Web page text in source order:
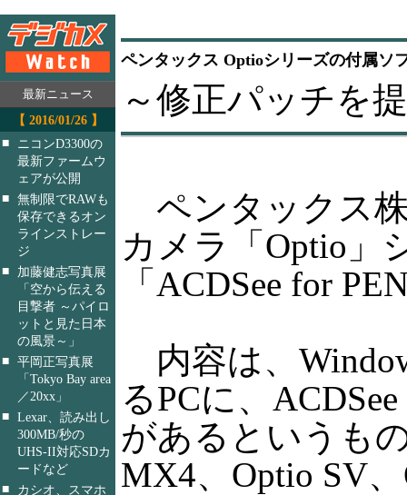
最新ニュース
【 2016/01/26 】
■
ニコンD3300の
最新ファームウ
ェアが公開
■ 無制限でRAWも
保存できるオン
ラインストレー
ジ
■
加藤健志写真展
「空から伝える
目撃者 ～パイロ
ットと見た日本
の風景～」
■ 平岡正写真展
「Tokyo Bay area
／20xx」
■ Lexar、読み出し
300MB/秒の
UHS-II対応SDカ
ードなど
■
カシオ、スマホ
ペンタックス Optioシリーズの付属ソ
～修正パッチを
ペンタックス
カメラ「Optio」
「ACDSee for
内容は、
るPCに、
があるというも
MX4、Optio SV